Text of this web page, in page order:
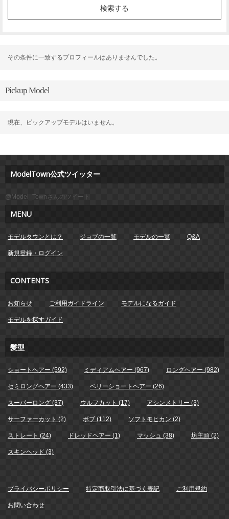
その条件に一致するプロフィールはありませんでした。
Pickup Model
現在、ピックアップモデルはいません。
ModelTown公式ツイッター
@Model_Townさんのツイート
MENU
モデルタウンとは？ ジョブの一覧 モデルの一覧 Q&A
新規登録・ログイン
CONTENTS
お知らせ ご利用ガイドライン モデルになるガイド
モデルを探すガイド
髪型
ショートヘアー (592) ミディアムヘアー (967) ロングヘアー (982)
セミロングヘアー (433) ベリーショートヘアー (26)
スーパーロング (37) ウルフカット (17) アシンメトリー (3)
サーファーカット (2) ボブ (112) ソフトモヒカン (2)
ストレート (24) ドレッドヘアー (1) マッシュ (38) 坊主頭 (2)
スキンヘッド (3)
プライバシーポリシー 特定商取引法に基づく表記 ご利用規約
お問い合わせ